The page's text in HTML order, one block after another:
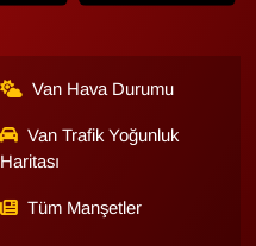
Van Hava Durumu
Van Trafik Yoğunluk
Haritası
Tüm Manşetler